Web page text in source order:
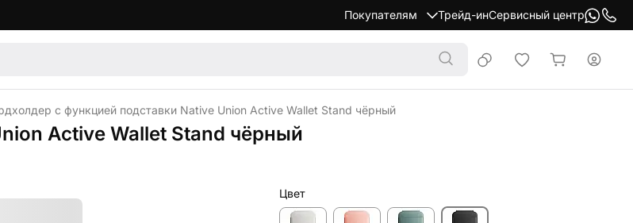
Покупателям Трейд-инСервисный центр
с функцией подставки Native Union Active Wallet Stand чёрный
Active Wallet Stand чёрный
Цвет